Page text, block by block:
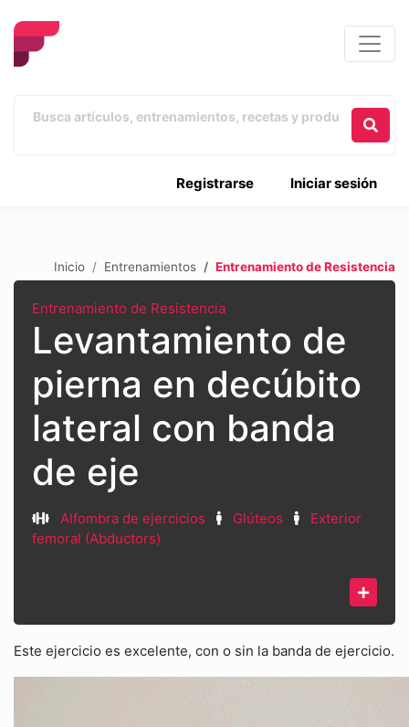
Iniciar sesión
Registrarse
Inicio Entrenamientos Entrenamiento de Resistencia
Entrenamiento de Resistencia
Levantamiento de
pierna en decúbito
lateral con banda
de eje
Alfombra de ejercicios Glúteos
Exterior
femoral (Abductors)
Este ejercicio es excelente, con o sin la banda de ejercicio.